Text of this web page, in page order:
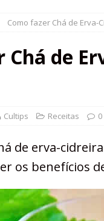
Como fazer Chá de
Chá de
Cultips Receitas 0
de erva-
os benefícios